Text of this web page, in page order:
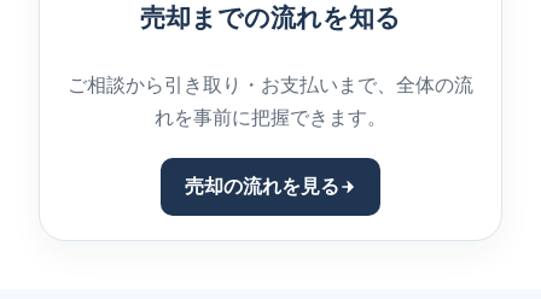
売却までの流れを知る
ご相談から引き取り・お支払いまで、全体の流
れを事前に把握できます。
売却の流れを見る